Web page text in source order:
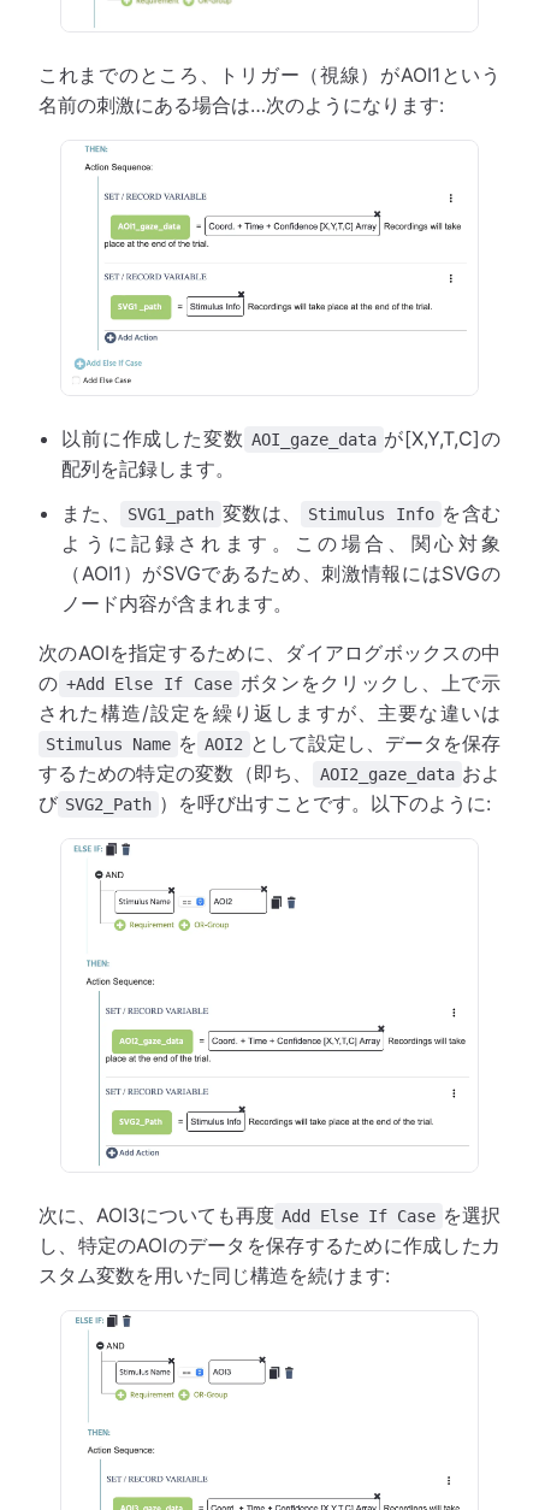
これまでのところ、トリガー（視線）がAOI1という
名前の刺激にある場合は…次のようになります:
以前に作成した変数 AOI_gaze_data が[X,Y,T,C]の
配列を記録します。
また、
SVG1_path 変数は、 Stimulus Info を含む
ように記録されます。この場合、関心対象
（AOI1）がSVGであるため、刺激情報にはSVGの
ノード内容が含まれます。
次のAOIを指定するために、ダイアログボックスの中
の +Add Else If Case ボタンをクリックし、上で示
された構造/設定を繰り返しますが、主要な違いは
Stimulus Name を AOI2 として設定し、データを保存
するための特定の変数（即ち、
AOI2_gaze_data およ
び SVG2_Path ）を呼び出すことです。以下のように:
次に、AOI3についても再度 Add Else If Case を選択
し、特定のAOIのデータを保存するために作成したカ
スタム変数を用いた同じ構造を続けます: